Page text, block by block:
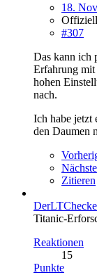
18.
#307
Das kann ich
Erfahrung mit
hohen
nach.
Ich habe jetzt
den Daumen
Zitieren
Titanic-
Reaktionen
15
Punkte